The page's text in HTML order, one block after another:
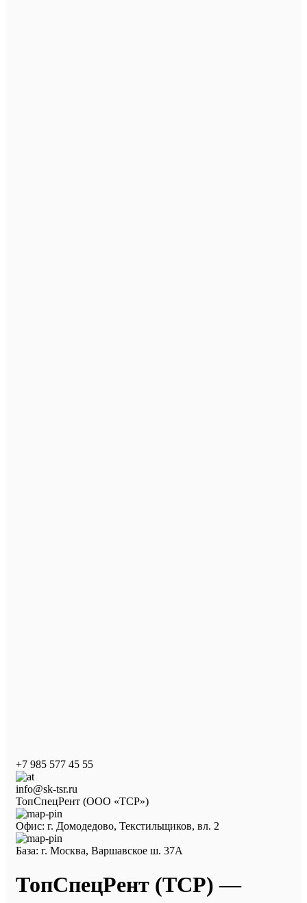
+7 985 577 45 55
info@sk-tsr.ru
ТопСпецРент (ООО «ТСР»)
Офис: г. Домодедово, Текстильщиков, вл. 2
База: г. Москва, Варшавское ш. 37А
ТопСпецРент (ТСР) —